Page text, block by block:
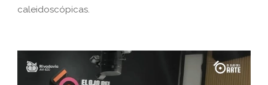
caleidoscópicas.